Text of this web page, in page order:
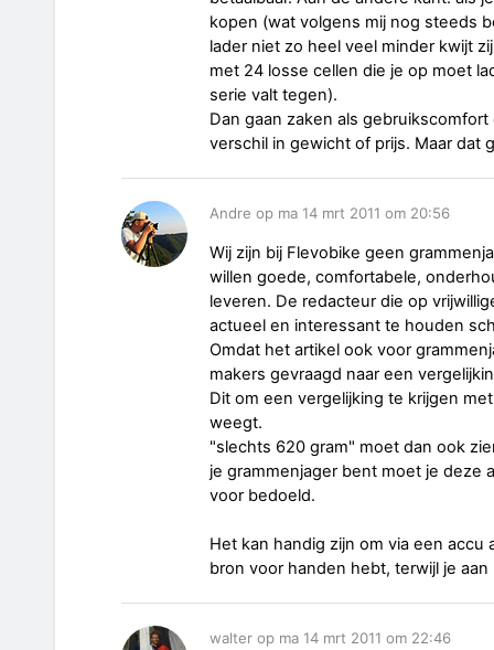
kopen (wat volgens mij nog steeds
lader niet zo heel veel minder kwijt
met 24 losse cellen die je op moet
serie valt tegen).
Dan gaan zaken als
verschil in gewicht of prijs. Maar dat
Andre op ma 14 mrt 2011 om 20:56
Wij zijn bij Flevobike geen
willen goede, comfortabele,
leveren. De redacteur die op
actueel en interessant te houden
Omdat het artikel ook voor
makers gevraagd naar een
Dit om een vergelijking te krijgen
weegt.
"slechts 620 gram" moet dan ook
je grammenjager bent moet je deze
voor bedoeld.
Het kan handig zijn om via een
bron voor handen hebt, terwijl je
walter op ma 14 mrt 2011 om 22:46